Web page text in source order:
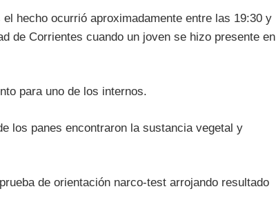
hecho ocurrió aproximadamente entre las 19:30 y
de Corrientes cuando un joven se hizo presente en
para uno de los internos.
los panes encontraron la sustancia vegetal y
de orientación narco-test arrojando resultado